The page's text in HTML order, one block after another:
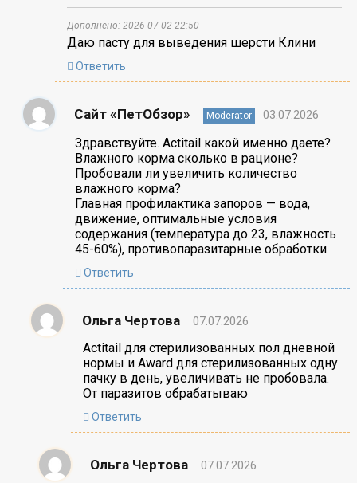
Дополнено: 2026-07-02 22:50
Даю пасту для выведения шерсти Клини
Ответить
Сайт «ПетОбзор» Moderator 03.07.2026
Здравствуйте. Actitail какой именно даете?
Влажного корма сколько в рационе?
Пробовали ли увеличить количество
влажного корма?
Главная профилактика запоров — вода,
движение, оптимальные условия
содержания (температура до 23, влажность
45-60%), противопаразитарные обработки.
Ответить
Ольга Чертова 07.07.2026
Actitail для стерилизованных пол дневной
нормы и Award для стерилизованных одну
пачку в день, увеличивать не пробовала.
От паразитов обрабатываю
Ответить
Ольга Чертова 07.07.2026